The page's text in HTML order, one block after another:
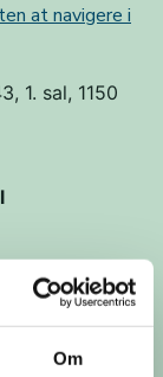
Om
at navigere i
1. sal, 1150
til at skrive til
lukkettil